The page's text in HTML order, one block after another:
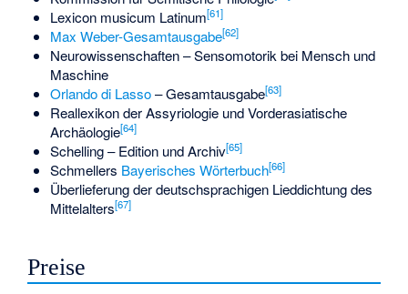
Lexicon musicum Latinum[61]
Max Weber-Gesamtausgabe[62]
Neurowissenschaften – Sensomotorik bei Mensch und
Maschine
Orlando di Lasso– Gesamtausgabe[63]
Reallexikon der Assyriologie und Vorderasiatische
Archäologie[64]
Schelling – Edition und Archiv[65]
Schmellers Bayerisches Wörterbuch[66]
Überlieferung der deutschsprachigen Lieddichtung des
Mittelalters[67]
Preise